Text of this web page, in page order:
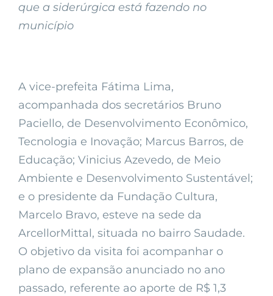
que a siderúrgica está fazendo no
município
A vice-prefeita Fátima Lima,
acompanhada dos secretários Bruno
Paciello, de Desenvolvimento Econômico,
Tecnologia e Inovação; Marcus Barros, de
Educação; Vinicius Azevedo, de Meio
Ambiente e Desenvolvimento Sustentável;
e o presidente da Fundação Cultura,
Marcelo Bravo, esteve na sede da
ArcellorMittal, situada no bairro Saudade.
O objetivo da visita foi acompanhar o
plano de expansão anunciado no ano
passado, referente ao aporte de R$ 1,3